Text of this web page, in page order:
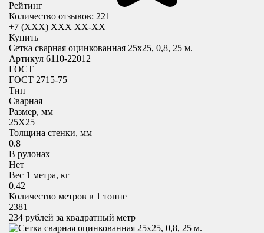
Рейтинг
Количество отзывов: 221
+7 (XXX) ХХХ ХХ-ХХ
Купить
Сетка сварная оцинкованная 25х25, 0,8, 25 м.
Артикул 6110-22012
ГОСТ
ГОСТ 2715-75
Тип
Сварная
Размер, мм
25X25
Толщина стенки, мм
0.8
В рулонах
Нет
Вес 1 метра, кг
0.42
Количество метров в 1 тонне
2381
234 рублей за квадратный метр